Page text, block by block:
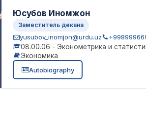
Юсубов Иномжон
Заместитель декана
yusubov_inomjon@urdu.uz
08.00.06 - Эконометрика и
Экономика
Autobiography